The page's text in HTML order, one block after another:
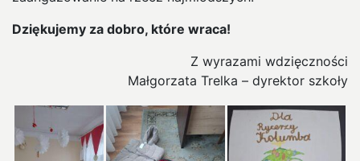
Dziękujemy za dobro, które wraca!
Z wyrazami wdzięczności
Małgorzata Trelka – dyrektor szkoły